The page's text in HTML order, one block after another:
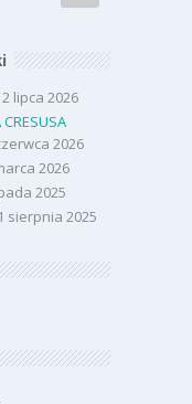
lipca 2026
CRESUSA
2026
2026
2025
1 sierpnia 2025